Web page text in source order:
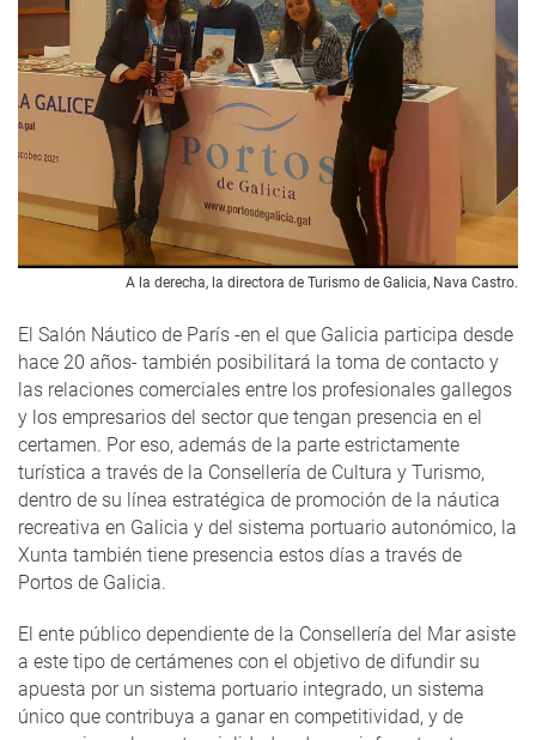
A la derecha, la directora de Turismo de Galicia, Nava Castro.
El Salón Náutico de París -en el que Galicia participa desde
hace 20 años- también posibilitará la toma de contacto y
las relaciones comerciales entre los profesionales gallegos
y los empresarios del sector que tengan presencia en el
certamen. Por eso, además de la parte estrictamente
turística a través de la Consellería de Cultura y Turismo,
dentro de su línea estratégica de promoción de la náutica
recreativa en Galicia y del sistema portuario autonómico, la
Xunta también tiene presencia estos días a través de
Portos de Galicia.
El ente público dependiente de la Consellería del Mar asiste
a este tipo de certámenes con el objetivo de difundir su
apuesta por un sistema portuario integrado, un sistema
único que contribuya a ganar en competitividad, y de